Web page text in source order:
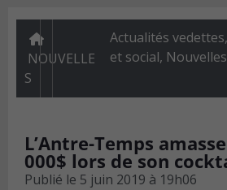
NOUVELLE
S
Actualités vedettes,
et social, Nouvelles
L’Antre-Temps
000$ lors de son
Publié le 5 juin 2019 à 19h06